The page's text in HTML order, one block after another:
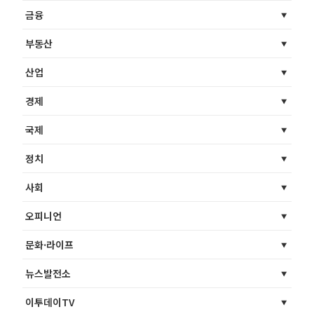
금융
부동산
산업
경제
국제
정치
사회
오피니언
문화·라이프
뉴스발전소
이투데이TV